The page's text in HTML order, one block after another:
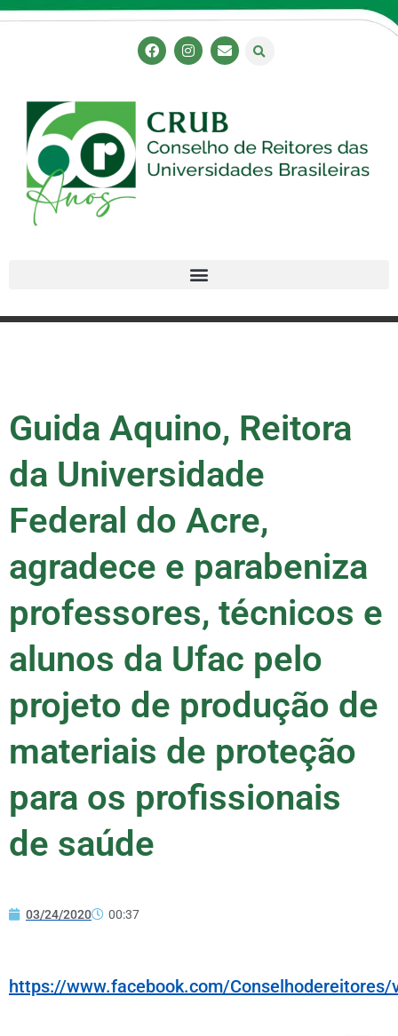
Guida Aquino, Reitora
da Universidade
Federal do Acre,
agradece e parabeniza
professores, técnicos e
alunos da Ufac pelo
projeto de produção de
materiais de proteção
para os profissionais
de saúde
03/24/2020 00:37
https://www.facebook.com/